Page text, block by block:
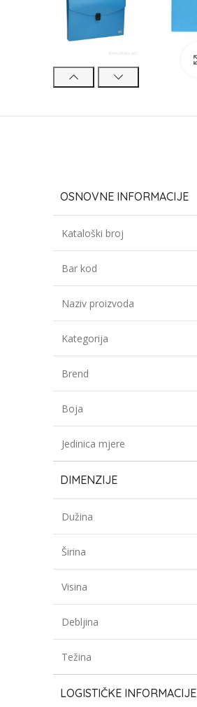
OSNOVNE INFORMACIJE
Kataloški broj
Bar kod
Naziv proizvoda
Kategorija
Brend
Boja
Jedinica mjere
DIMENZIJE
Dužina
Širina
Visina
Debljina
Težina
LOGISTIČKE INFORMACIJE